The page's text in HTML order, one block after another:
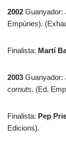
2002 Guanyador:
Empúries).
Finalista: Martí
2003 Guanyador:
cornuts. (Ed.
Finalista: Pep
Edicions).